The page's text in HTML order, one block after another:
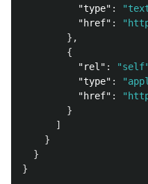
"type" :
"href" :
},
{
"rel" : "self"
"type" :
"href" :
}
]
}
}
}